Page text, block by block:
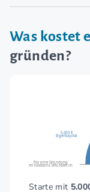
Was kostet
gründen?
5.000 €
Eigenkapital
Für eine Gründung
mindestens erforderlich
Starte mit